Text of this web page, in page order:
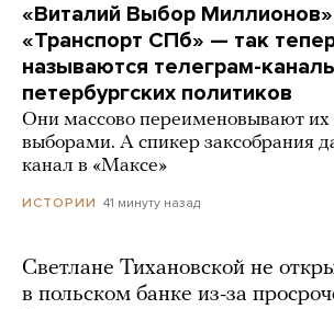
«Виталий Выбор
«Транспорт СПб» — так
называются телеграм-
петербургских политиков
Они массово переименовывают их
выборами. А спикер заксобрания
канал в «Максе»
ИСТОРИИ 41 минуту назад
Светлане Тихановской не
в польском банке из-за